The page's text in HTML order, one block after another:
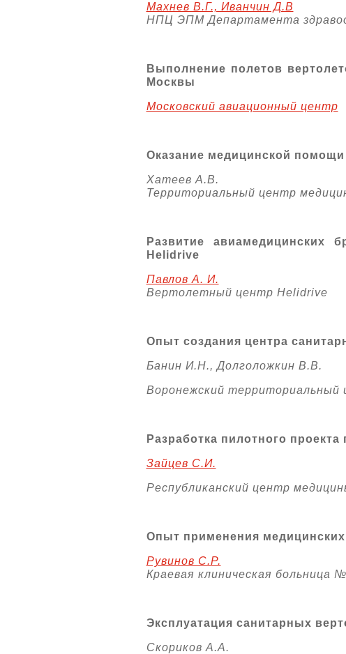
Махнев В.Г., Иванчин Д.В
НПЦ ЭПМ Департамента
Выполнение полетов
Москвы
Московский авиационный центр
Оказание медицинской
Хатеев А.В.
Территориальный центр
Развитие авиамедицинских
Helidrive
Павлов А. И.
Вертолетный центр Helidrive
Опыт создания центра
Банин И.Н., Долголожкин В.В.
Воронежский
Разработка пилотного
Зайцев С.И.
Республиканский центр
Опыт применения
Рувинов С.Р.
Краевая клиническая больница
Эксплуатация санитарных
Скориков А.А.